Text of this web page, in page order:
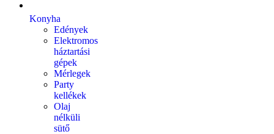
Konyha
Edények
Elektromos
háztartási
gépek
Mérlegek
Party
kellékek
Olaj
nélküli
sütő